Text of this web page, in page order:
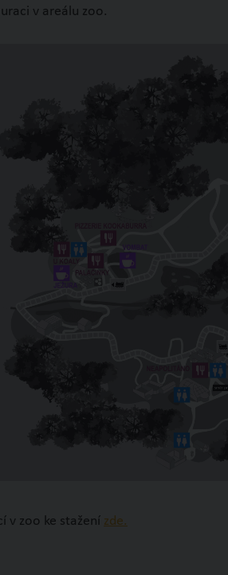
v areálu zoo.
v zoo ke stažení zde.